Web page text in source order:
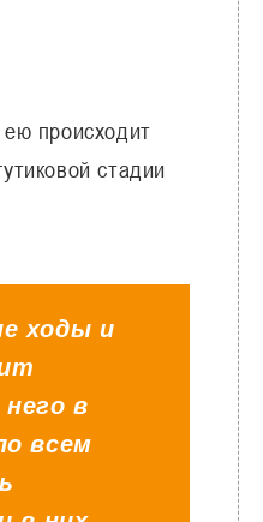
происходит
стадии
ходы и
в
всем